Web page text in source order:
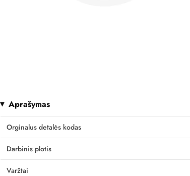
Aprašymas
Orginalus detalės kodas
Darbinis plotis
Varžtai